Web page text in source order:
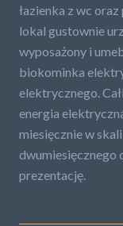
łazienka z wc
lokal gustownie
wyposażony i
biokominka
elektrycznego.
energia
miesięcznie w
dwumiesięcznego
prezentację.